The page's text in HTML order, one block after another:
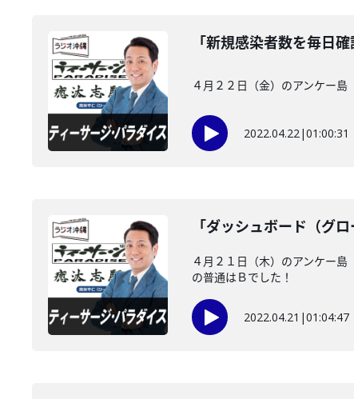
「新規感染者数を毎日
４月２２日（金）のアンケー
2022.04.22|01:00:31
「ダッシュボード（グ
４月２１日（木）のアンケー
の普通はＢでした！
2022.04.21 |01:04:47